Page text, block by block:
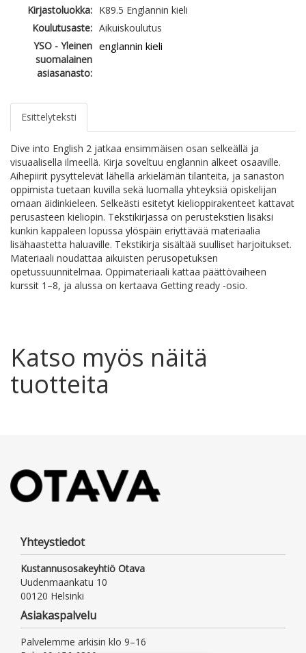
Kirjastoluokka: K89.5 Englannin kieli
Koulutusaste: Aikuiskoulutus
YSO - Yleinen
suomalainen
asiasanasto:
englannin kieli
Esittelyteksti
Dive into English 2 jatkaa ensimmäisen osan selkeällä ja
visuaalisella ilmeellä. Kirja soveltuu englannin alkeet osaaville.
Aihepiirit pysyttelevät lähellä arkielämän tilanteita, ja sanaston
oppimista tuetaan kuvilla sekä luomalla yhteyksiä opiskelijan
omaan äidinkieleen. Selkeästi esitetyt kielioppirakenteet kattavat
perusasteen kieliopin. Tekstikirjassa on perustekstien lisäksi
kunkin kappaleen lopussa ylöspäin eriyttävää materiaalia
lisähaastetta haluaville. Tekstikirja sisältää suulliset harjoitukset.
Materiaali noudattaa aikuisten perusopetuksen
opetussuunnitelmaa. Oppimateriaali kattaa päättövaiheen
kurssit 1–8, ja alussa on kertaava Getting ready -osio.
Katso myös näitä
tuotteita
Yhteystiedot
Kustannusosakeyhtiö Otava
Uudenmaankatu 10
00120 Helsinki
Asiakaspalvelu
Palvelemme arkisin klo 9–16